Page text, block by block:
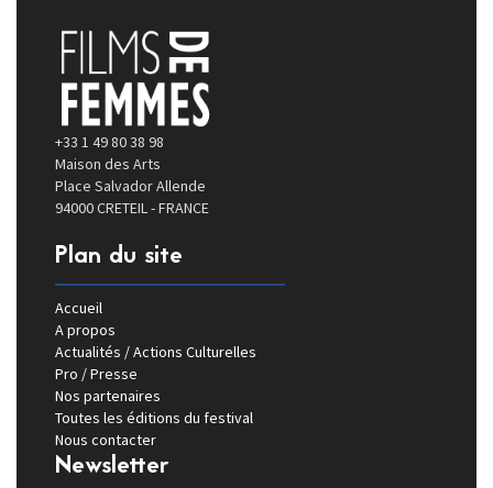
+33 1 49 80 38 98
Maison des Arts
Place Salvador Allende
94000 CRETEIL - FRANCE
Plan du site
Accueil
A propos
Actualités / Actions Culturelles
Pro / Presse
Nos partenaires
Toutes les éditions du festival
Nous contacter
Newsletter